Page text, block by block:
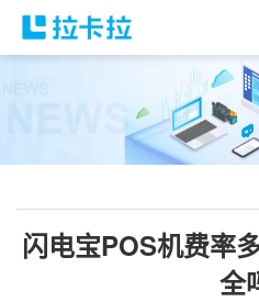
闪电宝POS机费率
全